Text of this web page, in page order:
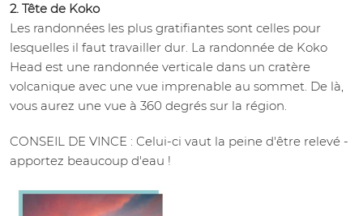
2. Tête de Koko
Les randonnées les plus gratifiantes sont celles pour
lesquelles il faut travailler dur. La randonnée de Koko
Head est une randonnée verticale dans un cratère
volcanique avec une vue imprenable au sommet. De là,
vous aurez une vue à 360 degrés sur la région.
CONSEIL DE VINCE : Celui-ci vaut la peine d'être relevé -
apportez beaucoup d'eau !